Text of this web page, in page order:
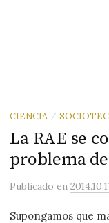
CIENCIA /
La RAE se
problema
Publicadoen
Supongamos que